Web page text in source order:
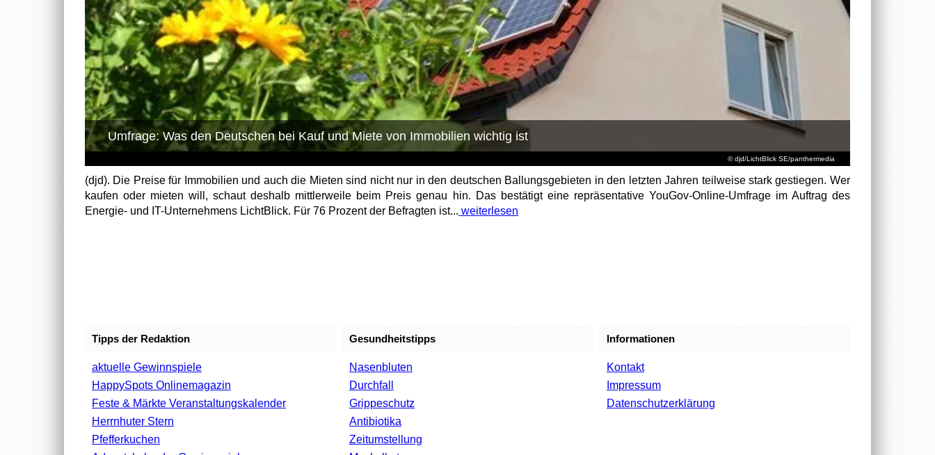
© djd/LichtBlick SE/panthermedia
Umfrage: Was den Deutschen bei Kauf und Miete von Immobilien wichtig ist
(djd). Die Preise für Immobilien und auch die Mieten sind nicht nur in den deutschen Ballungsgebieten in den letzten Jahren teilweise stark gestiegen. Wer
kaufen oder mieten will, schaut deshalb mittlerweile beim Preis genau hin. Das bestätigt eine repräsentative YouGov-Online-Umfrage im Auftrag des
Energie- und IT-Unternehmens LichtBlick. Für 76 Prozent der Befragten ist... weiterlesen
Tipps der Redaktion
aktuelle Gewinnspiele
HappySpots Onlinemagazin
Feste & Märkte Veranstaltungskalender
Herrnhuter Stern
Pfefferkuchen
Gesundheitstipps
Nasenbluten
Durchfall
Grippeschutz
Antibiotika
Zeitumstellung
Informationen
Kontakt
Impressum
Datenschutzerklärung